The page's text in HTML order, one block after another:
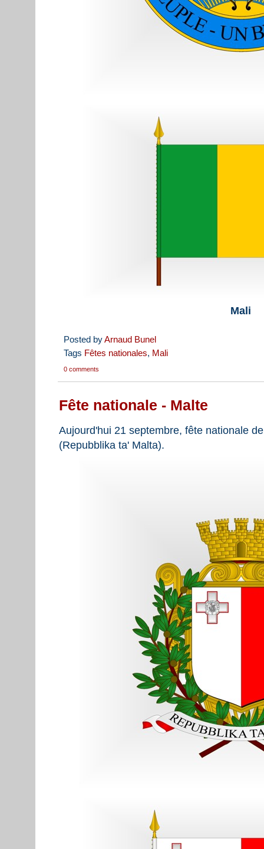
Mali
Posted byArnaud Bunel
Tags Fêtes nationales, Mali
0 comments
Fête nationale - Malte
Aujourd'hui 21 septembre, fête nationale
(Repubblika ta' Malta).